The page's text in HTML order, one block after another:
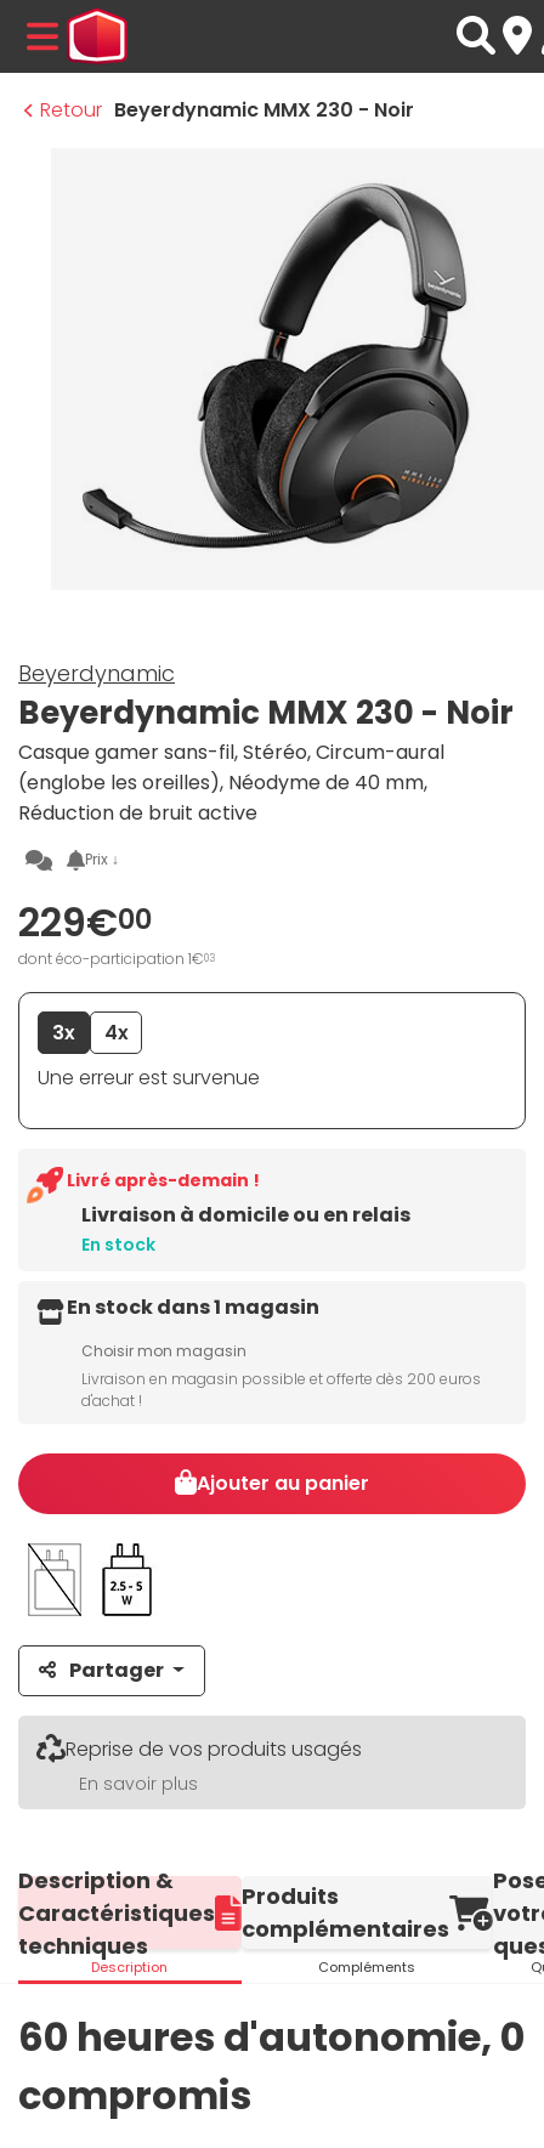
MENU
Retour Beyerdynamic MMX 230 - Noir
Beyerdynamic
Beyerdynamic MMX 230 - Noir
Casque gamer sans-fil, Stéréo, Circum-aural
(englobe les oreilles), Néodyme de 40 mm,
Réduction de bruit active
Prix ↓
229€00
dont éco-participation 1€03
3x
4x
Une erreur est survenue
Livraison à domicile ou en relais
En stock
Livré après-demain !
En stock dans 1 magasin
Choisir mon magasin
Livraison en magasin possible et offerte dès 200 euros
d'achat !
Ajouter au panier
Partager
Reprise de vos produits usagés
En savoir plus
Description &
Caractéristiques
techniques
Description
Produits
complémentaires
Compléments
60 heures d'autonomie, 0
compromis